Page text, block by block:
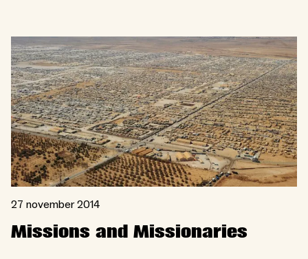
27 november 2014
Missions and Missionaries